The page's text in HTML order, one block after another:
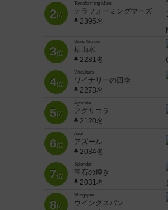
2位
Terraforming Mars
テラフォーミングマーズ
2395名
3位
Stone Garden
枯山水
2281名
4位
Viticulture
ワイナリーの四季
2273名
5位
Agricola
アグリコラ
2120名
6位
Azul
アズール
2034名
7位
Splendor
宝石の煌き
2031名
8位
Wingspan
ウイングスパン